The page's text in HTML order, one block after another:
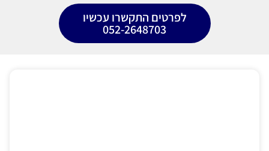
לפרטים התקשרו עכשיו
052-2648703